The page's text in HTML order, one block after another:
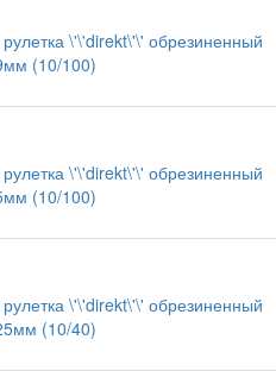
\'\'direkt\'\' обрезиненный
(10/100)
\'\'direkt\'\' обрезиненный
(10/100)
\'\'direkt\'\' обрезиненный
(10/40)